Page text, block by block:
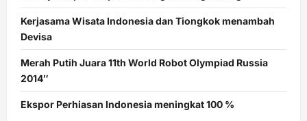
Kerjasama Wisata Indonesia dan Tiongkok menambah
Devisa
Merah Putih Juara 11th World Robot Olympiad Russia
2014″
Ekspor Perhiasan Indonesia meningkat 100 %